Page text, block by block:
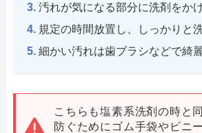
汚れが気になる部分に洗剤をか
規定の時間放置し、しっかりと
細かい汚れは歯ブラシなどで綺
こちらも塩素系洗剤の時と
防ぐためにゴム手袋やビニ